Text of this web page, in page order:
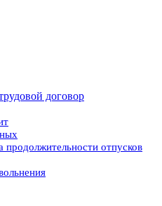
договор
продолжительности отпусков